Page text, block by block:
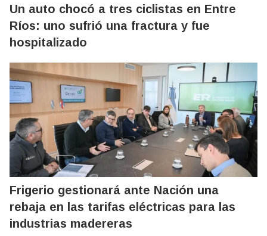
Un auto chocó a tres ciclistas en Entre
Ríos: uno sufrió una fractura y fue
hospitalizado
Frigerio gestionará ante Nación una
rebaja en las tarifas eléctricas para las
industrias madereras